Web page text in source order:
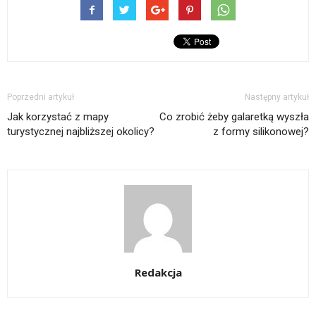
Poprzedni artykuł
Jak korzystać z mapy
turystycznej najbliższej okolicy?
Następny artykuł
Co zrobić żeby galaretką wyszła
z formy silikonowej?
Redakcja